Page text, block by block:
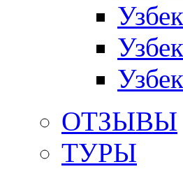
ОТЗЫВЫ
ТУРЫ